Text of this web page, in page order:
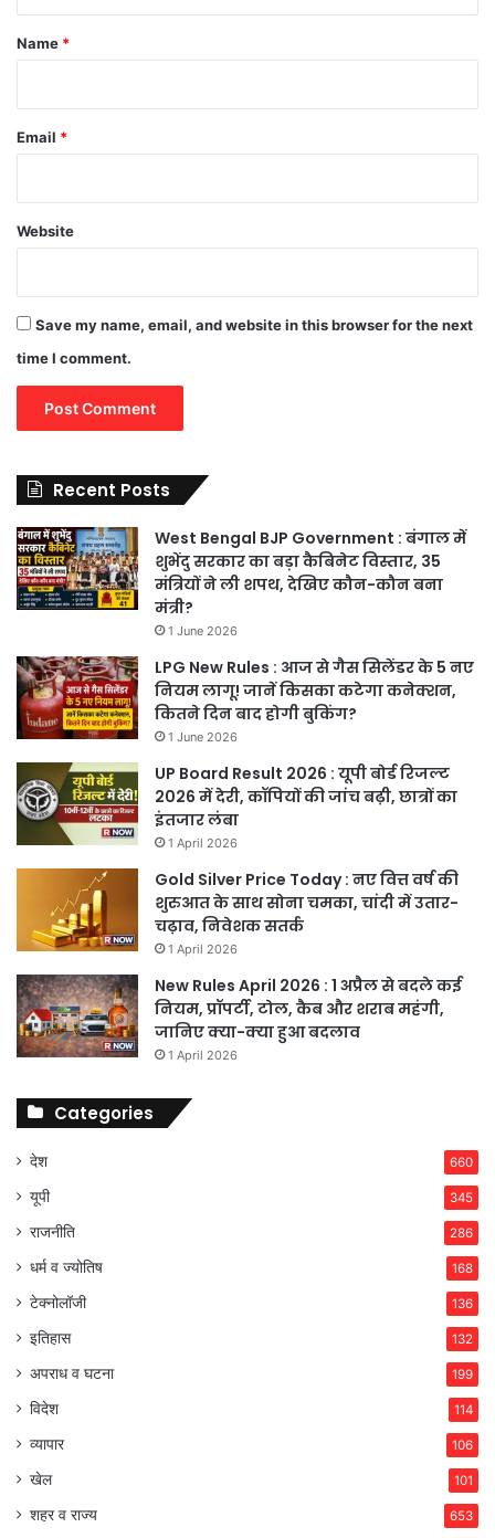
*
Name *
Email *
Website
Save my name, email, and website in this browser for the next
time I comment.
Recent Posts
West Bengal BJP Government : बंगाल में
शुभेंदु सरकार का बड़ा कैबिनेट विस्तार, 35
मंत्रियों ने ली शपथ, देखिए कौन-कौन बना
मंत्री?
1 June 2026
LPG New Rules : आज से गैस सिलेंडर के 5 नए
नियम लागू! जानें किसका कटेगा कनेक्शन,
कितने दिन बाद होगी बुकिंग?
1 June 2026
UP Board Result 2026 : यूपी बोर्ड रिजल्ट
2026 में देरी, कॉपियों की जांच बढ़ी, छात्रों का
इंतजार लंबा
1 April 2026
Gold Silver Price Today : नए वित्त वर्ष की
शुरुआत के साथ सोना चमका, चांदी में उतार-
चढ़ाव, निवेशक सतर्क
1 April 2026
New Rules April 2026 : 1 अप्रैल से बदले कई
नियम, प्रॉपर्टी, टोल, कैब और शराब महंगी,
जानिए क्या-क्या हुआ बदलाव
1 April 2026
Categories
देश 660
यूपी 345
राजनीति 286
धर्म व ज्योतिष 168
टेक्नोलॉजी 136
इतिहास 132
अपराध व घटना 199
विदेश 114
व्यापार 106
खेल 101
शहर व राज्य 653